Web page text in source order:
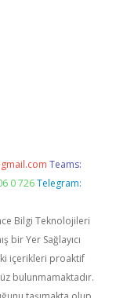
Teams:
0 726 Telegram:
Bilgi Teknolojileri
bir Yer Sağlayıcı
içerikleri proaktif
bulunmamaktadır.